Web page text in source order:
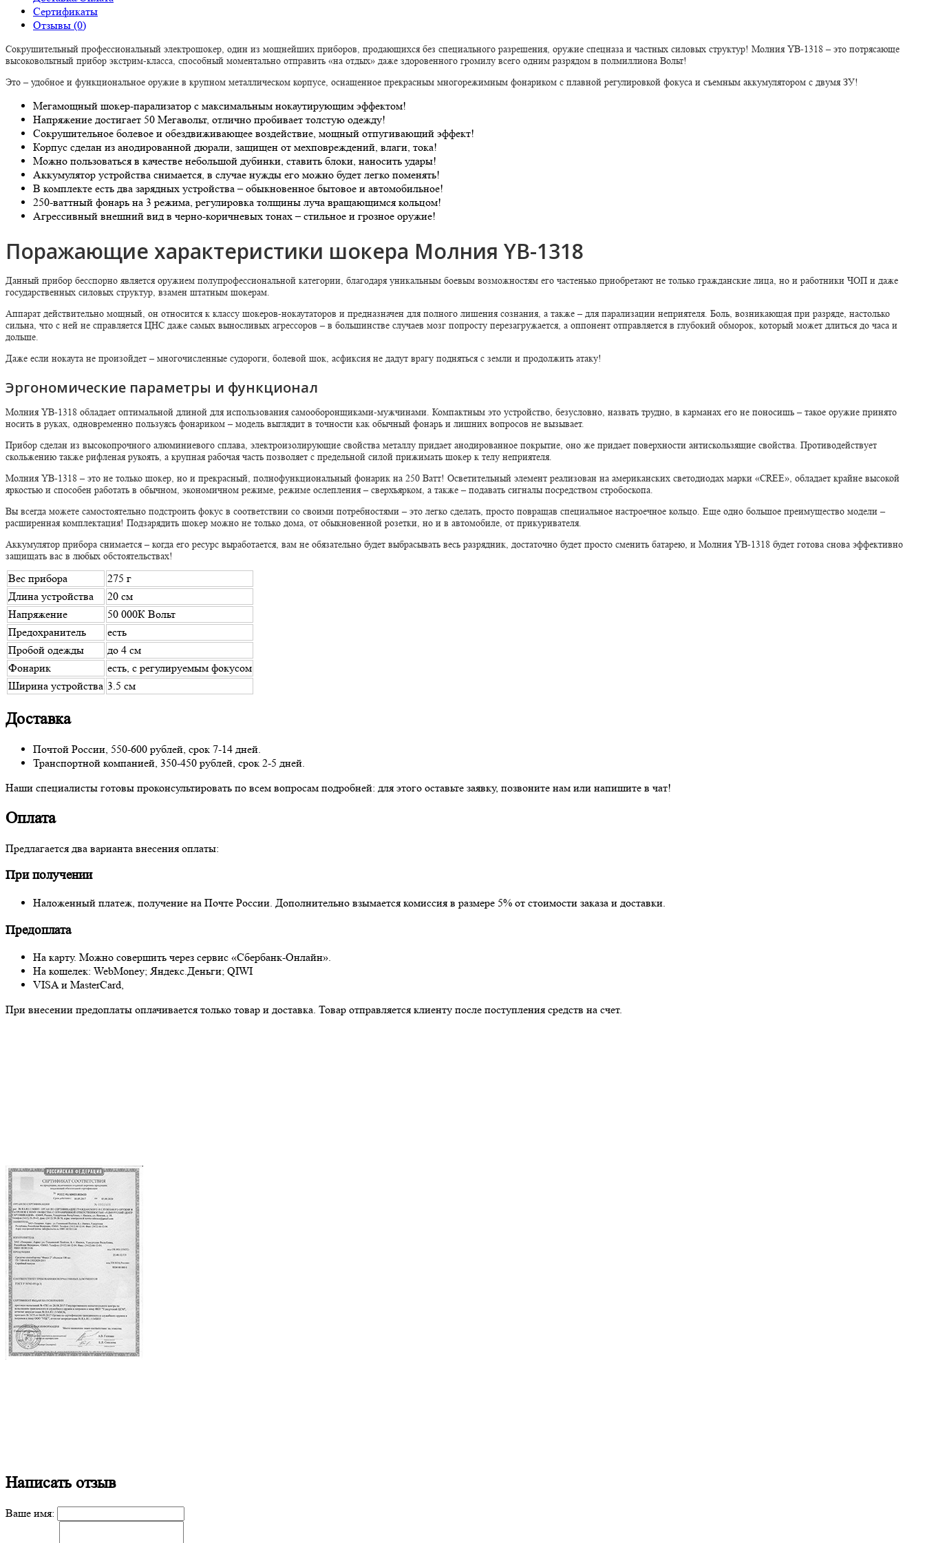
Сертификаты
Отзывы (0)
Сокрушительный профессиональный электрошокер, один из мощнейших приборов, продающихся без специального разрешения, оружие спецназа и частных силовых структур! Молния YB-1318 – это потрясающе
высоковольтный прибор экстрим-класса, способный моментально отправить «на отдых» даже здоровенного громилу всего одним разрядом в полмиллиона Вольт!
Это – удобное и функциональное оружие в крупном металлическом корпусе, оснащенное прекрасным многорежимным фонариком с плавной регулировкой фокуса и съемным аккумулятором с двумя ЗУ!
Мегамощный шокер-парализатор с максимальным нокаутирующим эффектом!
Напряжение достигает 50 Мегавольт, отлично пробивает толстую одежду!
Сокрушительное болевое и обездвиживающее воздействие, мощный отпугивающий эффект!
Корпус сделан из анодированной дюрали, защищен от мехповреждений, влаги, тока!
Можно пользоваться в качестве небольшой дубинки, ставить блоки, наносить удары!
Аккумулятор устройства снимается, в случае нужды его можно будет легко поменять!
В комплекте есть два зарядных устройства – обыкновенное бытовое и автомобильное!
250-ваттный фонарь на 3 режима, регулировка толщины луча вращающимся кольцом!
Агрессивный внешний вид в черно-коричневых тонах – стильное и грозное оружие!
Поражающие характеристики шокера Молния YB-1318
Данный прибор бесспорно является оружием полупрофессиональной категории, благодаря уникальным боевым возможностям его частенько приобретают не только гражданские лица, но и работники ЧОП и даже
государственных силовых структур, взамен штатным шокерам.
Аппарат действительно мощный, он относится к классу шокеров-нокаутаторов и предназначен для полного лишения сознания, а также – для парализации неприятеля. Боль, возникающая при разряде, настолько
сильна, что с ней не справляется ЦНС даже самых выносливых агрессоров – в большинстве случаев мозг попросту перезагружается, а оппонент отправляется в глубокий обморок, который может длиться до часа и
дольше.
Даже если нокаута не произойдет – многочисленные судороги, болевой шок, асфиксия не дадут врагу подняться с земли и продолжить атаку!
Эргономические параметры и функционал
Молния YB-1318 обладает оптимальной длиной для использования самооборонщиками-мужчинами. Компактным это устройство, безусловно, назвать трудно, в карманах его не поносишь – такое оружие принято
носить в руках, одновременно пользуясь фонариком – модель выглядит в точности как обычный фонарь и лишних вопросов не вызывает.
Прибор сделан из высокопрочного алюминиевого сплава, электроизолирующие свойства металлу придает анодированное покрытие, оно же придает поверхности антискользящие свойства. Противодействует
скольжению также рифленая рукоять, а крупная рабочая часть позволяет с предельной силой прижимать шокер к телу неприятеля.
Молния YB-1318 – это не только шокер, но и прекрасный, полнофункциональный фонарик на 250 Ватт! Осветительный элемент реализован на американских светодиодах марки «CREE», обладает крайне высокой
яркостью и способен работать в обычном, экономичном режиме, режиме ослепления – сверхъярком, а также – подавать сигналы посредством стробоскопа.
Вы всегда можете самостоятельно подстроить фокус в соответствии со своими потребностями – это легко сделать, просто повращав специальное настроечное кольцо. Еще одно большое преимущество модели –
расширенная комплектация! Подзарядить шокер можно не только дома, от обыкновенной розетки, но и в автомобиле, от прикуривателя.
Аккумулятор прибора снимается – когда его ресурс выработается, вам не обязательно будет выбрасывать весь разрядник, достаточно будет просто сменить батарею, и Молния YB-1318 будет готова снова эффективно
защищать вас в любых обстоятельствах!
Вес прибора
275 г
Длина устройства
20 см
Напряжение
50 000К Вольт
Предохранитель
есть
Пробой одежды
до 4 см
Фонарик
есть, с регулируемым фокусом
Ширина устройства 3.5 см
Доставка
Почтой России, 550-600 рублей, срок 7-14 дней.
Транспортной компанией, 350-450 рублей, срок 2-5 дней.
Наши специалисты готовы проконсультировать по всем вопросам подробней: для этого оставьте заявку, позвоните нам или напишите в чат!
Оплата
Предлагается два варианта внесения оплаты:
При получении
Наложенный платеж, получение на Почте России. Дополнительно взымается комиссия в размере 5% от стоимости заказа и доставки.
Предоплата
На карту. Можно совершить через сервис «Сбербанк-Онлайн».
На кошелек: WebMoney; Яндекс.Деньги; QIWI
VISA и MasterCard,
При внесении предоплаты оплачивается только товар и доставка. Товар отправляется клиенту после поступления средств на счет.
Написать отзыв
Ваше имя: